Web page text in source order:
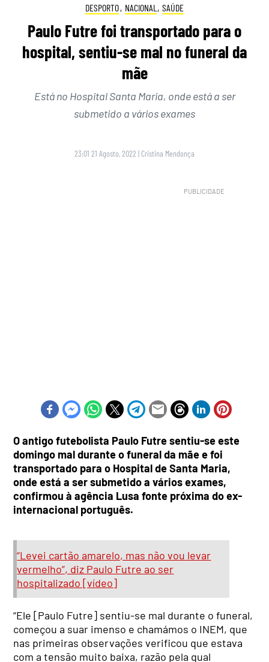
DESPORTO, NACIONAL , SAÚDE
Paulo Futre foi transportado para o
hospital, sentiu-se mal no funeral da
mãe
Está no Hospital Santa Maria, onde está a ser
submetido a vários exames
23:01 21 Agosto, 2022 | Cristina Mendonça
O antigo futebolista Paulo Futre sentiu-se este
domingo mal durante o funeral da mãe e foi
transportado para o Hospital de Santa Maria,
onde está a ser submetido a vários exames,
confirmou à agência Lusa fonte próxima do ex-
internacional português.
“Levei cartão amarelo, mas não vou levar
vermelho”, diz Paulo Futre ao ser
hospitalizado [vídeo]
“Ele [Paulo Futre] sentiu-se mal durante o funeral,
começou a suar imenso e chamámos o INEM, que
nas primeiras observações verificou que estava
com a tensão muito baixa, razão pela qual